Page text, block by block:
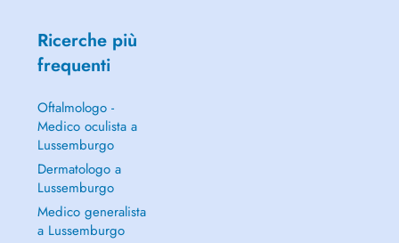
Ricerche più
frequenti
Oftalmologo -
Medico oculista a
Lussemburgo
Dermatologo a
Lussemburgo
Medico generalista
a Lussemburgo